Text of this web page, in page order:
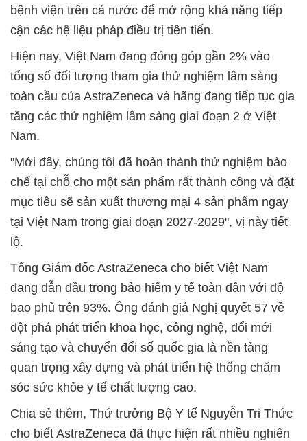
bệnh viện trên cả nước để mở rộng khả năng tiếp
cận các hệ liệu pháp điều trị tiên tiến.
Hiện nay, Việt Nam đang đóng góp gần 2% vào
tổng số đối tượng tham gia thử nghiệm lâm sàng
toàn cầu của AstraZeneca và hãng đang tiếp tục gia
tăng các thử nghiệm lâm sàng giai đoạn 2 ở Việt
Nam.
"Mới đây, chúng tôi đã hoàn thành thử nghiệm bào
chế tại chỗ cho một sản phẩm rất thành công và đặt
mục tiêu sẽ sản xuất thương mại 4 sản phẩm ngay
tại Việt Nam trong giai đoạn 2027-2029", vị này tiết
lộ.
Tổng Giám đốc AstraZeneca cho biết Việt Nam
đang dẫn đầu trong bảo hiểm y tế toàn dân với độ
bao phủ trên 93%. Ông đánh giá Nghị quyết 57 về
đột phá phát triển khoa học, công nghệ, đổi mới
sáng tạo và chuyển đổi số quốc gia là nền tảng
quan trọng xây dựng và phát triển hệ thống chăm
sóc sức khỏe y tế chất lượng cao.
Chia sẻ thêm, Thứ trưởng Bộ Y tế Nguyễn Tri Thức
cho biết AstraZeneca đã thực hiện rất nhiều nghiên